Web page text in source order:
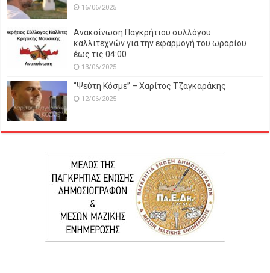
16/06/2025
Ανακοίνωση Παγκρήτιου συλλόγου
καλλιτεχνών για την εφαρμογή του ωραρίου
έως τις 04:00
13/06/2025
‘’Ψεύτη Κόσμε’’ – Χαρίτος Τζαγκαράκης
12/06/2025